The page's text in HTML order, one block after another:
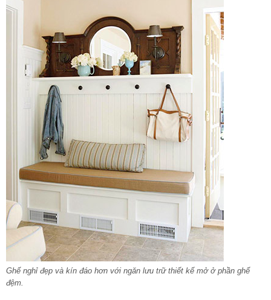
Ghế nghỉ đẹp và kín đáo hơn với ngăn lưu trữ thiết kế mở ở phần ghế
đệm.